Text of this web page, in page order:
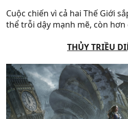
Cuộc chiến vì cả hai Thế Giới
thể trỗi dậy mạnh mẽ, còn hơn
THỦY TRIỀU